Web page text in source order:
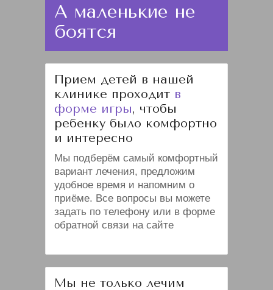
Прием детей в нашей
клинике проходит в
форме игры, чтобы
ребенку было комфортно
и интересно
Мы подберём самый комфортный
вариант лечения, предложим
удобное время и напомним о
приёме. Все вопросы вы можете
задать по телефону или в форме
обратной связи на сайте
Мы не только лечим
А маленькие не
боятся